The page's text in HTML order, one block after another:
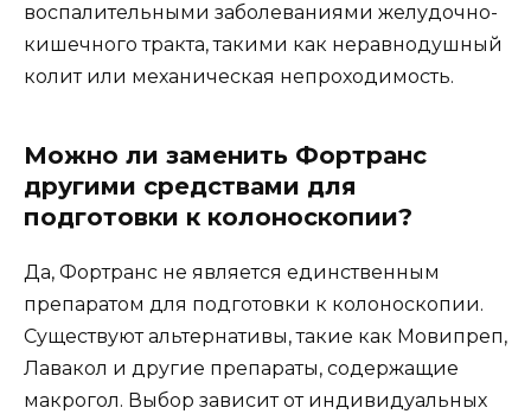
воспалительными заболеваниями желудочно-
кишечного тракта, такими как неравнодушный
колит или механическая непроходимость.
Можно ли заменить Фортранс
другими средствами для
подготовки к колоноскопии?
Да, Фортранс не является единственным
препаратом для подготовки к колоноскопии.
Существуют альтернативы, такие как Мовипреп,
Лавакол и другие препараты, содержащие
макрогол. Выбор зависит от индивидуальных